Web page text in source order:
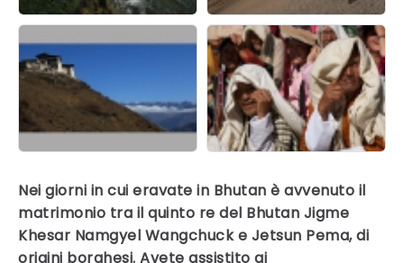
Nei giorni in cui eravate in Bhutan è avvenuto il
matrimonio tra il quinto re del Bhutan Jigme
Khesar Namgyel Wangchuck e Jetsun Pema, di
origini borghesi. Avete assistito ai